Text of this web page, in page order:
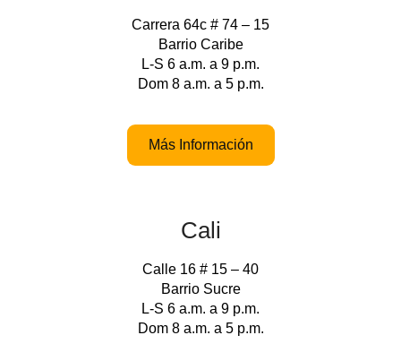
Carrera 64c # 74 – 15
Barrio Caribe
L-S 6 a.m. a 9 p.m.
Dom 8 a.m. a 5 p.m.
Más Información
Cali
Calle 16 # 15 – 40
Barrio Sucre
L-S 6 a.m. a 9 p.m.
Dom 8 a.m. a 5 p.m.